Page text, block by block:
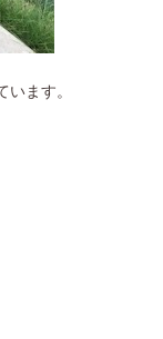
ます。